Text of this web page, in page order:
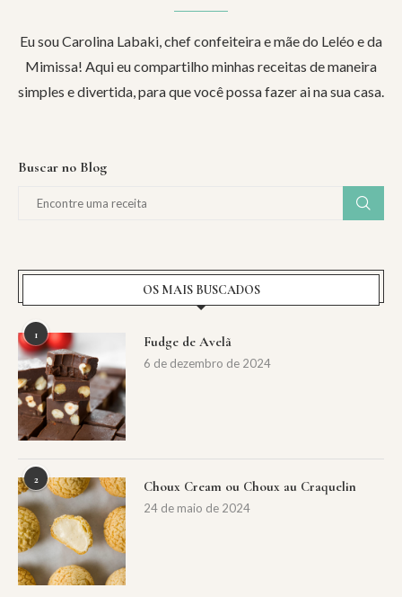
Eu sou Carolina Labaki, chef confeiteira e mãe do Leléo e da
Mimissa! Aqui eu compartilho minhas receitas de maneira
simples e divertida, para que você possa fazer ai na sua casa.
Buscar no Blog
OS MAIS BUSCADOS
1 Fudge de Avelã
6 de dezembro de 2024
2 Choux Cream ou Choux au Craquelin
24 de maio de 2024